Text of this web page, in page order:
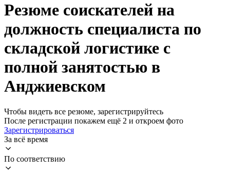
Резюме соискателей на
должность специалиста по
складской логистике с
полной занятостью в
Анджиевском
Чтобы видеть все резюме, зарегистрируйтесь
После регистрации покажем ещё 2 и откроем фото
Зарегистрироваться
За всё время
По соответствию